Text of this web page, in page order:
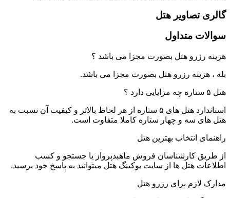
گالری تصاویر هتل
سوالات متداول
هزینه رزرو هتل بصورت مجزا می باشد ؟
بله ، هزینه رزرو هتل بصورت مجزا می باشد.
هتل ۵ ستاره چه مزایایی دارد ؟
استاندارد هتل های ۵ ستاره از هر لحاظ بالاتر و کیفیت آن نسبت به
هتل های سه و چهار ستاره کاملا متفاوت است.
راهنمای انتخاب بهترین هتل
از طریق کارشناسان فروش ماهبدپرواز یا جستجو و کسب
اطلاعات هتل ها از سایت بوکینگ هتل میتوانید به پاسخ خود برسید.
مدارک لازم برای رزرو هتل